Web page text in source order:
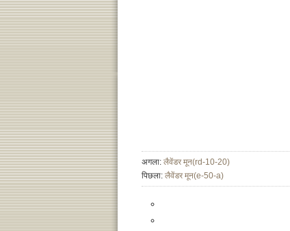
अगला: लैवेंडर मून(rd-10-20)
पिछला: लैवेंडर मून(e-50-a)